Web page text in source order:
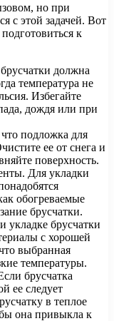
но при
с этой задачей. Вот
к
должна
температура не
Избегайте
дождя или при
подложка для
ее от снега и
поверхность.
Для укладки
обогреваемые
брусчатки.
укладке брусчатки
с хорошей
выбранная
температуры.
брусчатка
ее следует
в теплое
она привыкла к